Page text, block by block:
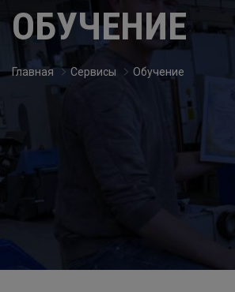
ОБЛАСТИ ПРИМЕНЕНИЯ
СЕРВИСЫ
НОВОСТИ
ОБУЧЕНИЕ
Главная Сервисы Обучение